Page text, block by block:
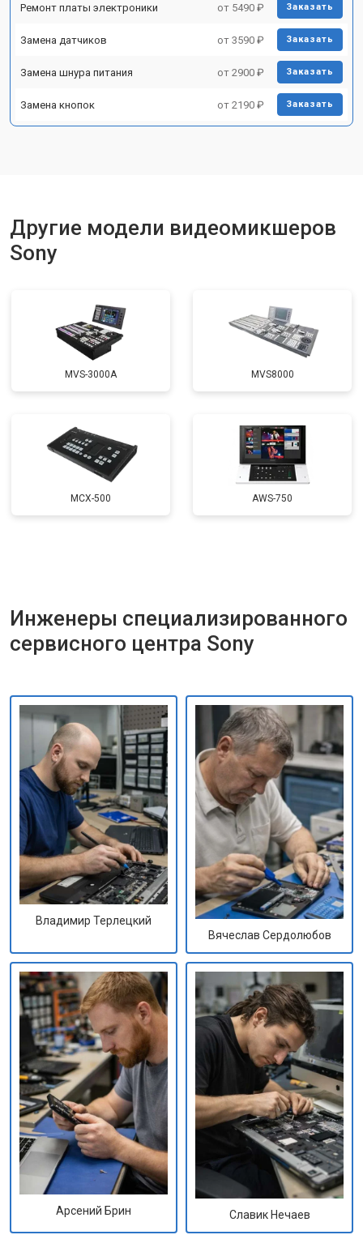
Ремонт платы электроники от 5490 ₽ Заказать
Замена датчиков от 3590 ₽ Заказать
Замена шнура питания от 2900 ₽ Заказать
Замена кнопок от 2190 ₽ Заказать
Другие модели видеомикшеров
Sony
MVS-3000A MVS8000
MCX-500 AWS-750
Инженеры специализированного
сервисного центра Sony
Владимир Терлецкий
Вячеслав Сердолюбов
Арсений Брин Славик Нечаев